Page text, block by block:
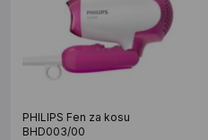
PHILIPS Fen za kosu
BHD003/00